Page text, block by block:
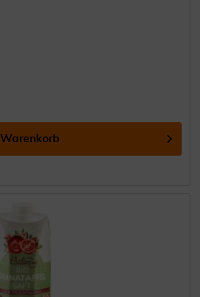
Warenkorb